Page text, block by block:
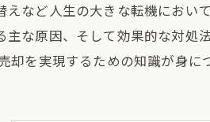
など人生の大きな転機にお
な原因、そして効果的な対
を実現するための知識が身に